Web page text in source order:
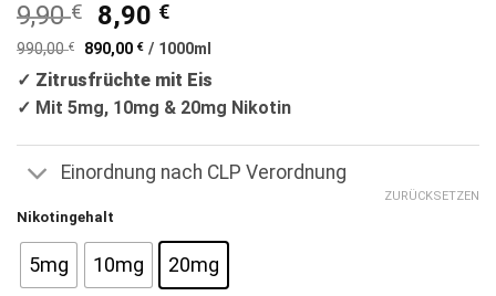
9,90€
Ursprünglicher
Preis
war:
9,90 €
8,90 €Aktueller
Preis
ist:
8,90 €.
990,00€ 890,00€ / 1000ml
✓ Zitrusfrüchte mit Eis
✓ Mit 5mg, 10mg & 20mg Nikotin
Einordnung nach CLP Verordnung
Nikotingehalt
5mg 10mg 20mg
ZURÜCKSETZEN